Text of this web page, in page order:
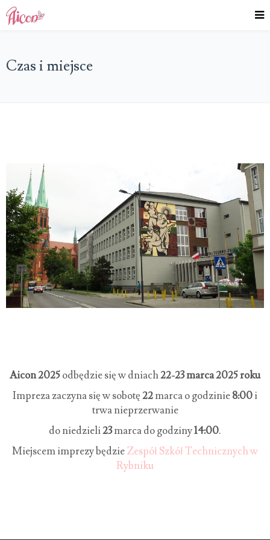
Czas i miejsce
Aicon 2025odbędzie się w dniach22-23 marca 2025 roku
Impreza zaczyna się w sobotę22marca o godzinie8:00i
trwa nieprzerwanie
do niedzieli23marca do godziny14:00.
Miejscem imprezy będzieZespół Szkół Technicznych w
Rybniku